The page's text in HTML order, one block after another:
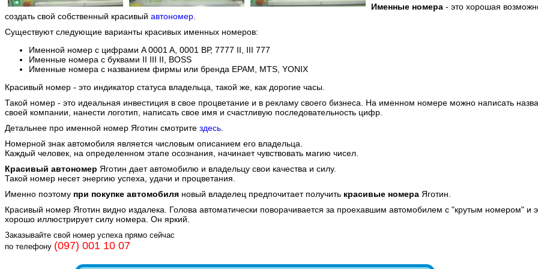
Именные номера - это хорошая
создать свой собственный красивый автономер
Существуют следующие варианты красивых именных номеров:
Именной номер с цифрами A 0001 A, 0001 ВР, 7777 II, III 777
Именные номера с буквами II III II, BOSS
Именные номера с названием фирмы или бренда EPAM, MTS, YONIX
Красивый номер - это индикатор статуса владельца, такой же, как дорогие часы.
Такой номер - это идеальная инвестиция в свое процветание и в рекламу своего бизнеса. На именном номере можно написать
своей компании, нанести логотип, написать свое имя и счастливую последовательность цифр.
Детальнее про именной номер Яготин смотрите здесь
Номерной знак автомобиля является числовым описанием его владельца.
Каждый человек, на определенном этапе осознания, начинает чувствовать магию чисел.
Красивый автономер Яготин дает автомобилю и владельцу свои качества и силу.
Такой номер несет энергию успеха, удачи и процветания.
Именно поэтому при покупке автомобиля новый владелец предпочитает получить красивые номера Яготин.
Красивый номер Яготин видно издалека. Голова автоматически поворачивается за проехавшим автомобилем с "крутым номером" и
хорошо иллюстрирует силу номера. Он яркий.
Заказывайте свой номер успеха прямо сейчас
по телефону (097) 001 10 07